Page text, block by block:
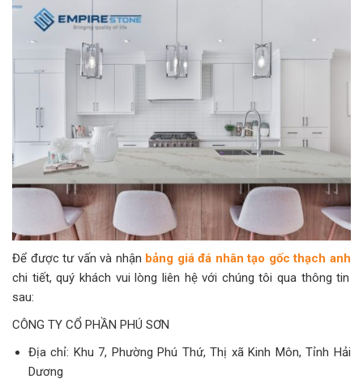
Để được tư vấn và nhận bảng giá đá nhân tạo gốc thạch anh
chi tiết, quý khách vui lòng liên hệ với chúng tôi qua thông tin
sau:
CÔNG TY CỔ PHẦN PHÚ SƠN
Địa chỉ: Khu 7, Phường Phú Thứ, Thị xã Kinh Môn, Tỉnh Hải
Dương